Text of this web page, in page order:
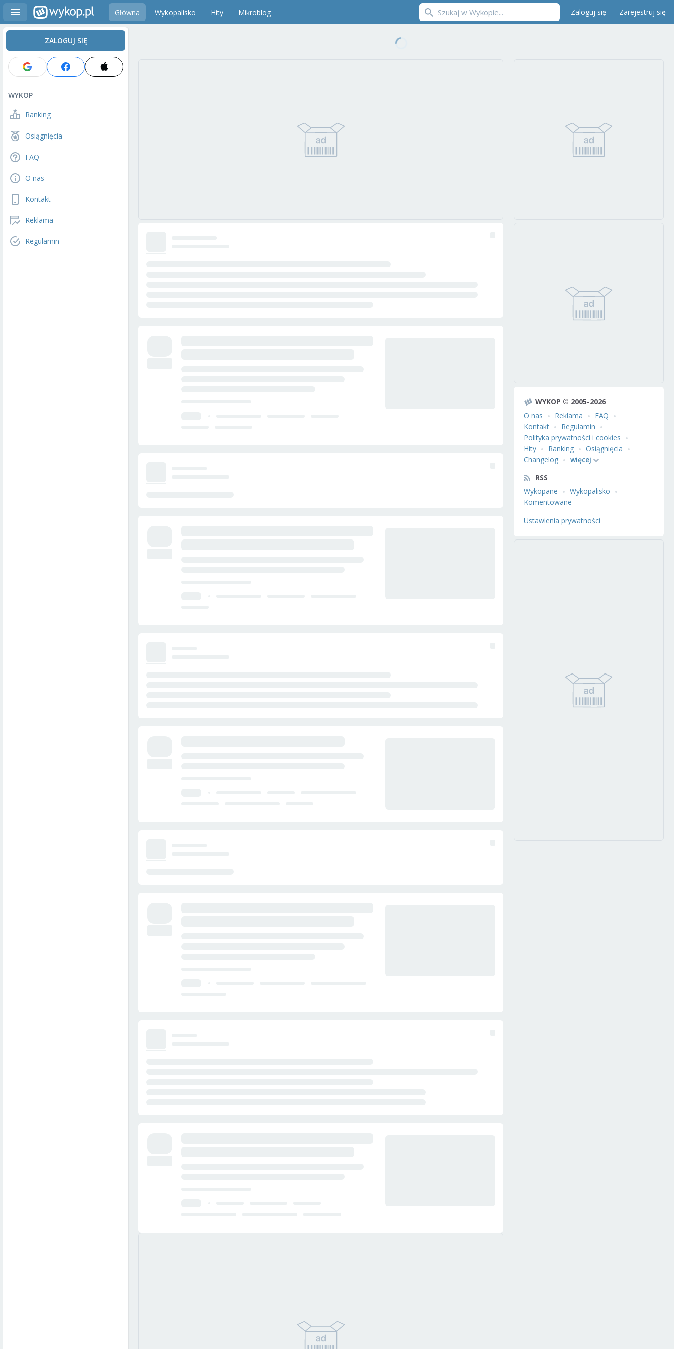
Główna Wykopalisko Hity Mikroblog Zaloguj się Zarejestruj się
ZALOGUJ SIĘ
WYKOP
Ranking
Osiągnięcia
FAQ
O nas
Kontakt
Reklama
Regulamin
WYKOP © 2005-2026
O nas
Reklama
FAQ
Kontakt
Regulamin
Polityka prywatności i cookies
Hity
Ranking
Osiągnięcia
Changelog
więcej
RSS
Wykopane
Wykopalisko
Komentowane
Ustawienia prywatności